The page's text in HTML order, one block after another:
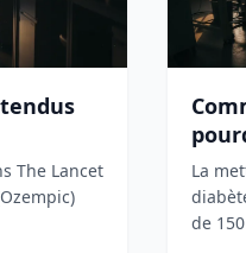
The Lancet
La
de